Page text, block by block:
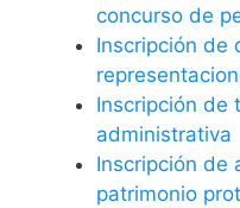
concurso de
Inscripción de
Inscripción de
administrativa
Inscripción de
patrimonio